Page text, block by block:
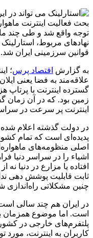
بحث فعالیت اینترنت
توجه واقع شد و طی چند
نهادهای مربوط،
قوانین سرزمینی ایران شد.
به گزارش اقتصاد پرس؛
علاقه‌مند به فضا یعنی
گسترده اینترنت با پرتاپ
زمین بود. که در آن زمان
اینترنت پر سرعت در
در دولت گذشته اعلام شده
پدیده‌ای است که تمام
اصلی منظومه‌های
اشیاء را در سراسر دنیا
افتاده یا مزارع در دنیا
ثابت قابلیت پوشش دهی
چنین مشکلاتی
در ایران هم چند سالی
است. اما موضوع همزمان
پلتفرم‌های خارجی در
کاربران به اینترنت،